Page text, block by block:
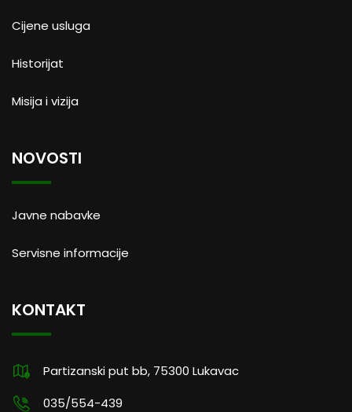
Cijene usluga
Historijat
Misija i vizija
NOVOSTI
Javne nabavke
Servisne informacije
KONTAKT
Partizanski put bb, 75300 Lukavac
035/554-439